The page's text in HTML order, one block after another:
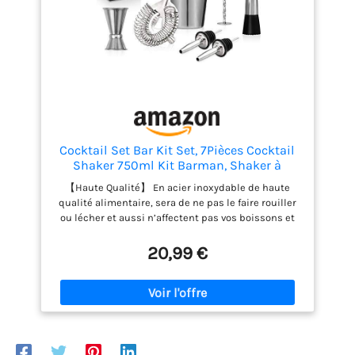
compris: Mojito, Martini, Margaritas, Whisky,
Scotch, Vodka, Tequila, Gin, Rhum, Brandy, Saké et
plus encore. ✔ Convient pour Diverses Occasions:
vous pouvez utiliser ce kit barman à la maison, lors
profitez-en!
Cocktail Set Bar Kit Set, 7Pièces Cocktail
Shaker 750ml Kit Barman, Shaker à
Cocktail en Acier Inoxydable, Ensemble de
Fabrication de Cocktails Cadeau.
【Haute Qualité】 En acier inoxydable de haute
qualité alimentaire, sera de ne pas le faire rouiller
ou lécher et aussi n’affectent pas vos boissons et
kits de cocktails sont entièrement équipés, vous
pouvez les utiliser à la maison, en soirée ou au bar,
ils répondent à tous vos besoins. Le set de 7
shakers à cocktail comprend : 1 x shaker à cocktail
Boston de 750 ml, 2 x verseur de bouteille, 1 x filtre
20,99 €